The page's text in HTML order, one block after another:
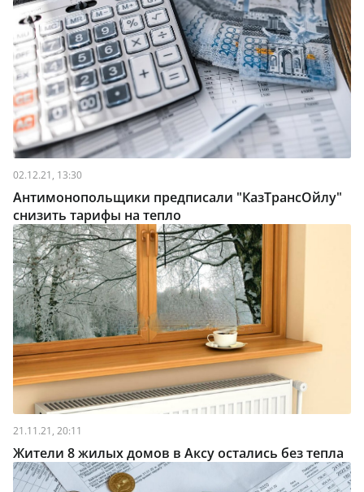
02.12.21, 13:30
Антимонопольщики предписали "КазТрансОйлу"
снизить тарифы на тепло
21.11.21, 20:11
Жители 8 жилых домов в Аксу остались без тепла